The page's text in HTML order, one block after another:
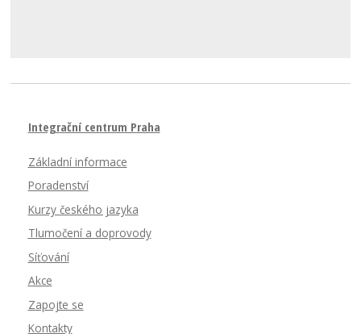
Integrační centrum Praha
Základní informace
Poradenství
Kurzy českého jazyka
Tlumočení a doprovody
Síťování
Akce
Zapojte se
Kontakty